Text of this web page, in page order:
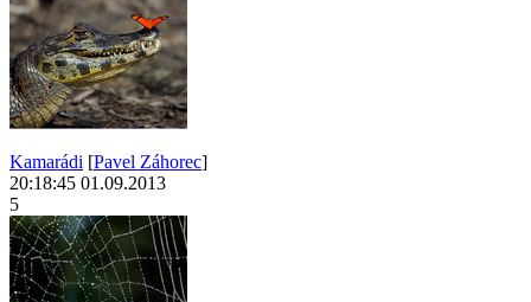
Kamarádi [Pavel Záhorec]
20:18:45 01.09.2013
5